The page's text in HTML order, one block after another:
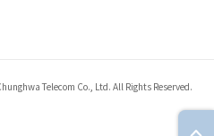
Telecom Co., Ltd. All Rights Reserved.